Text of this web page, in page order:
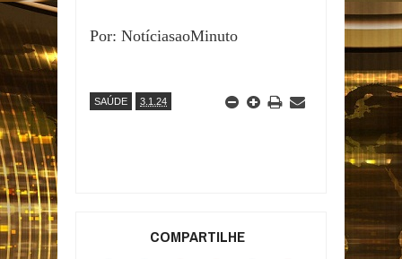
Por: NotíciasaoMinuto
SAÚDE 3.1.24
COMPARTILHE